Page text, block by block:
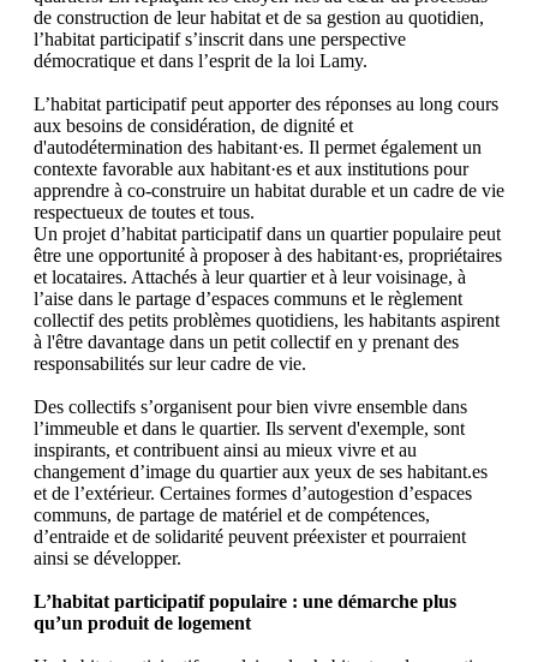
de construction de leur habitat et de sa gestion au quotidien,
l’habitat participatif s’inscrit dans une perspective
démocratique et dans l’esprit de la loi Lamy.
L’habitat participatif peut apporter des réponses au long cours
aux besoins de considération, de dignité et
d'autodétermination des habitant·es. Il permet également un
contexte favorable aux habitant·es et aux institutions pour
apprendre à co-construire un habitat durable et un cadre de vie
respectueux de toutes et tous.
Un projet d’habitat participatif dans un quartier populaire peut
être une opportunité à proposer à des habitant·es, propriétaires
et locataires. Attachés à leur quartier et à leur voisinage, à
l’aise dans le partage d’espaces communs et le règlement
collectif des petits problèmes quotidiens, les habitants aspirent
à l'être davantage dans un petit collectif en y prenant des
responsabilités sur leur cadre de vie.
Des collectifs s’organisent pour bien vivre ensemble dans
l’immeuble et dans le quartier. Ils servent d'exemple, sont
inspirants, et contribuent ainsi au mieux vivre et au
changement d’image du quartier aux yeux de ses habitant.es
et de l’extérieur. Certaines formes d’autogestion d’espaces
communs, de partage de matériel et de compétences,
d’entraide et de solidarité peuvent préexister et pourraient
ainsi se développer.
L’habitat participatif populaire : une démarche plus
qu’un produit de logement